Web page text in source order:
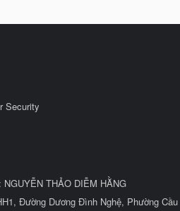
Security
THẢO DIỄM HẰNG
Đường Dương Đình Nghệ, Phường